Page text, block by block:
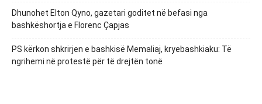
Dhunohet Elton Qyno, gazetari goditet në befasi nga
bashkëshortja e Florenc Çapjas
PS kërkon shkrirjen e bashkisë Memaliaj, kryebashkiaku: Të
ngrihemi në protestë për të drejtën tonë